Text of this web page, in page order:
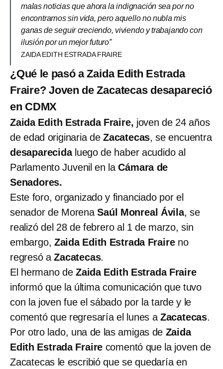
malas noticias que ahora la indignación sea por no
encontrarnos sin vida, pero aquello no nubla mis
ganas de seguir creciendo, viviendo y trabajando con
ilusión por un mejor futuro”
ZAIDA EDITH ESTRADA FRAIRE
¿Qué le pasó a Zaida Edith Estrada
Fraire? Joven de Zacatecas desapareció
en CDMX
Zaida Edith Estrada Fraire, joven de 24 años
de edad originaria deZacatecas, se encuentra
desaparecidaluego de haber acudido al
Parlamento Juvenil en laCámara de
Senadores.
Este foro, organizado y financiado por el
senador de MorenaSaúl Monreal Ávila, se
realizó del 28 de febrero al 1 de marzo, sin
embargo, Zaida Edith Estrada Fraire no
regresó aZacatecas.
El hermano de Zaida Edith Estrada Fraire
informó que la última comunicación que tuvo
con la joven fue el sábado por la tarde y le
comentó que regresaría el lunes a Zacatecas.
Por otro lado, una de las amigas de Zaida
Edith Estrada Fraire comentó que la joven de
Zacatecas le escribió que se quedaría en